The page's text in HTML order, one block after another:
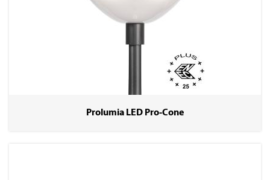
Prolumia LED Pro-Cone